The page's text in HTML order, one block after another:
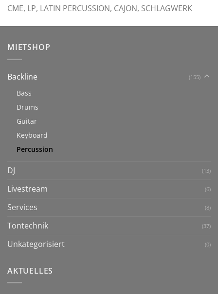
CME, LP, LATIN PERCUSSION, CAJON, SCHLAGWERK
MIETSHOP
Backline (155)
Bass
Drums
Guitar
Keyboard
Percussion
DJ (13)
Livestream (6)
Services (8)
Tontechnik (37)
Unkategorisiert (0)
AKTUELLES